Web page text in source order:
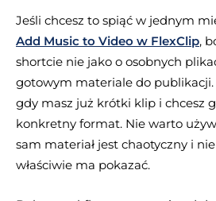
Jeśli chcesz to spiąć w jednym
Add Music to Video w FlexClip,
shortcie nie jako o osobnych
gotowym materiale do publikacji.
gdy masz już krótki klip i chcesz
konkretny format. Nie warto
sam materiał jest chaotyczny i
właściwie ma pokazać.